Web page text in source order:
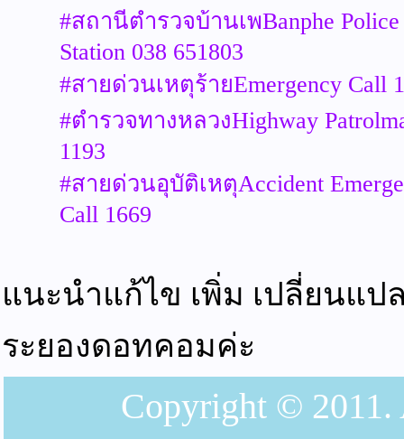
#สถานีตำรวจบ้านเพBanphe Police
Station 038 651803
#สายด่วนเหตุร้ายEmergency Call
#ตำรวจทางหลวงHighway
1193
#สายด่วนอุบัติเหตุAccident
Call 1669
แนะนำแก้ไข เพิ่ม เปลี่ยนแป
ระยองดอทคอมค่ะ
Copyright ©